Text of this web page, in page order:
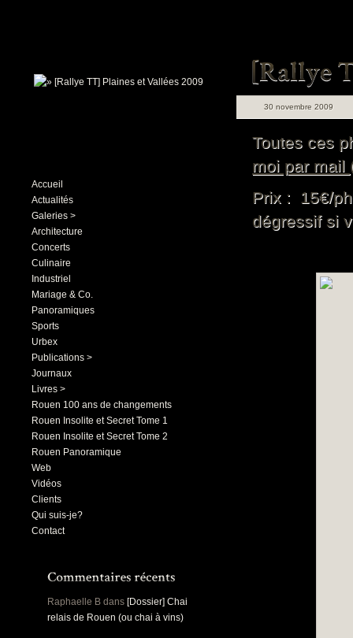
Accueil
Actualités
Galeries >
Architecture
Concerts
Culinaire
Industriel
Mariage & Co.
Panoramiques
Sports
Urbex
Publications >
Journaux
Livres >
Rouen 100 ans de changements
Rouen Insolite et Secret Tome 1
Rouen Insolite et Secret Tome 2
Rouen Panoramique
Web
Vidéos
Clients
Qui suis-je?
Contact
Raphaelle B dans [Dossier] Chai
relais de Rouen (ou chai à vins)
30 novembre 2009
Toutes ces
moi par mail
Prix : 15€/
dégressif si